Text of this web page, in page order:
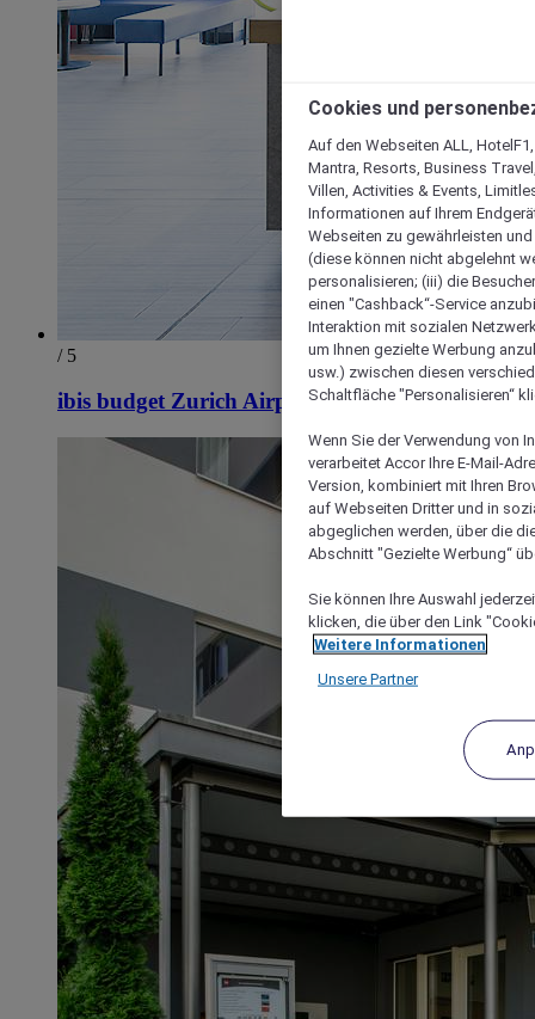
/ 5
ibis budget Zurich Airport
Cookies und
Auf den Webseiten ALL,
Mantra, Resorts, Business
Villen, Activities & Events,
Informationen auf Ihrem
Webseiten zu gewährleisten
(diese können nicht abgelehnt
personalisieren; (iii) die
einen "Cashback“-Service
Interaktion mit sozialen
um Ihnen gezielte Werbung
usw.) zwischen diesen
Schaltfläche "Personalisieren“
Wenn Sie der Verwendung von
verarbeitet Accor Ihre E-Mail-
Version, kombiniert mit Ihren
auf Webseiten Dritter und in
abgeglichen werden, über die
Abschnitt "Gezielte Werbung“
Sie können Ihre Auswahl
klicken, die über den Link
Weitere Informationen
Unsere Partner